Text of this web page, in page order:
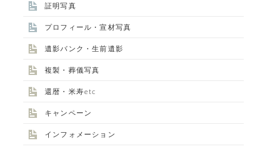
証明写真
プロフィール・宣材写真
遺影バンク・生前遺影
複製・葬儀写真
還暦・米寿etc
キャンペーン
インフォメーション